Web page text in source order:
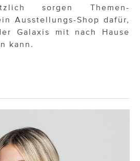
sorgen Themen-
Ausstellungs-Shop dafür,
Galaxis mit nach Hause
kann.